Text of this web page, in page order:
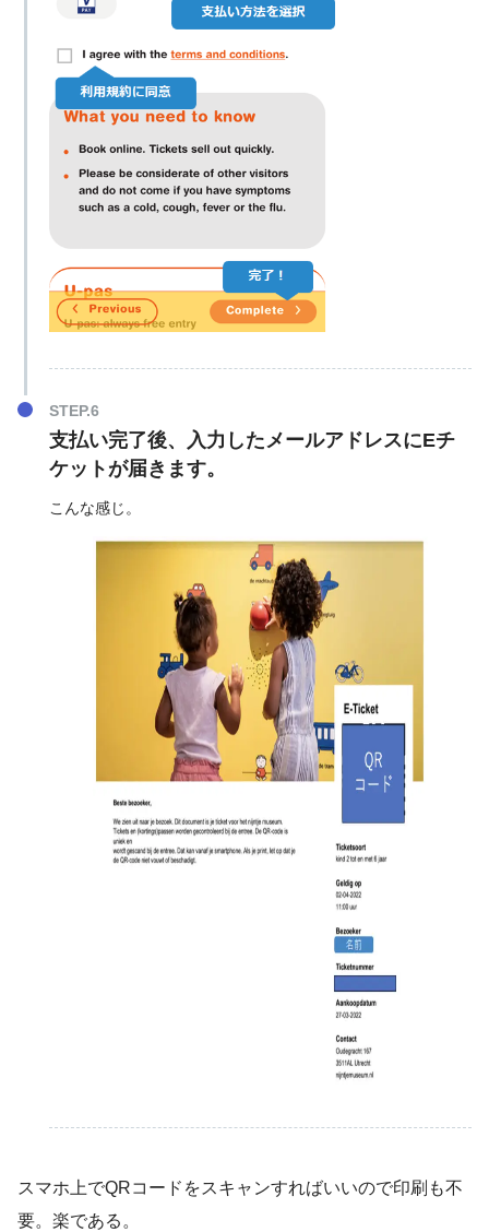
支払い完了後、入力したメールアドレスにEチ
ケットが届きます。
こんな感じ。
スマホ上でQRコードをスキャンすればいいので印刷も不
要。楽である。